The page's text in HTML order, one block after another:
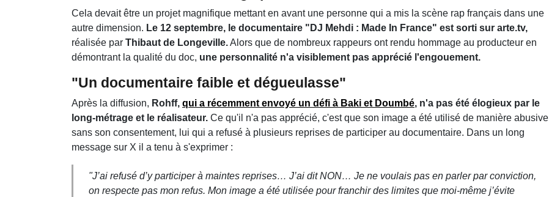
Cela devait être un projet magnifique mettant en avant une personne qui a mis la scène rap français dans une
autre dimension. Le 12 septembre, le documentaire "DJ Mehdi : Made In France" est sorti sur arte.tv,
réalisée par Thibaut de Longeville.Alors que de nombreux rappeurs ont rendu hommage au producteur en
démontrant la qualité du doc, une personnalité n'a visiblement pas apprécié l'engouement.
"Un documentaire faible et dégueulasse"
Après la diffusion, Rohff, qui a récemment envoyé un défi à Baki et Doumbé, n'a pas été élogieux par le
long-métrage et le réalisateur. Ce qu'il n'a pas apprécié, c'est que son image a été utilisé de manière abusive
sans son consentement, lui qui a refusé à plusieurs reprises de participer au documentaire. Dans un long
message sur X il a tenu à s'exprimer :
"J’ai refusé d’y participer à maintes reprises… J’ai dit NON… Je ne voulais pas en parler par conviction,
on respecte pas mon refus. Mon image a été utilisée pour franchir des limites que moi-même j’évite